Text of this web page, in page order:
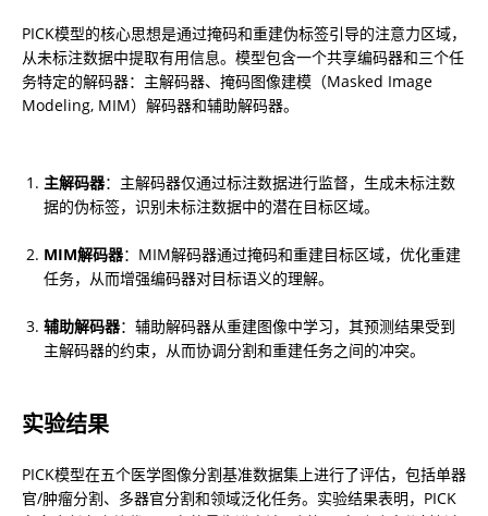
PICK模型的核心思想是通过掩码和重建伪标签引导的注意力区域，
从未标注数据中提取有用信息。模型包含一个共享编码器和三个任
务特定的解码器：主解码器、掩码图像建模（Masked Image
Modeling, MIM）解码器和辅助解码器。
主解码器：主解码器仅通过标注数据进行监督，生成未标注数
据的伪标签，识别未标注数据中的潜在目标区域。
MIM解码器：MIM解码器通过掩码和重建目标区域，优化重建
任务，从而增强编码器对目标语义的理解。
辅助解码器：辅助解码器从重建图像中学习，其预测结果受到
主解码器的约束，从而协调分割和重建任务之间的冲突。
实验结果
PICK模型在五个医学图像分割基准数据集上进行了评估，包括单器
官/肿瘤分割、多器官分割和领域泛化任务。实验结果表明，PICK